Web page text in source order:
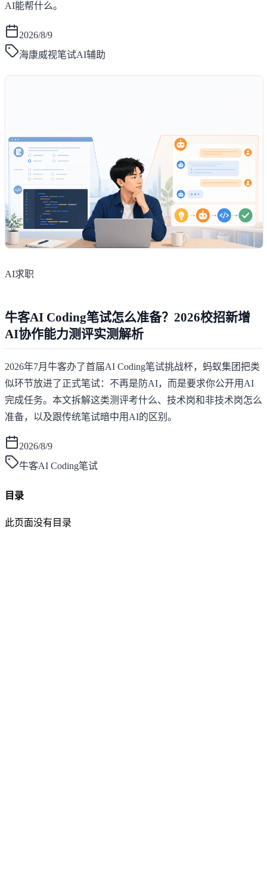
AI能帮什么。
2026/8/9
海康威视笔试AI辅助
AI求职
牛客AI Coding笔试怎么准备？2026校招新增
AI协作能力测评实测解析
2026年7月牛客办了首届AI Coding笔试挑战杯，蚂蚁集团把类
似环节放进了正式笔试：不再是防AI，而是要求你公开用AI
完成任务。本文拆解这类测评考什么、技术岗和非技术岗怎么
准备，以及跟传统笔试暗中用AI的区别。
2026/8/9
牛客AI Coding笔试
目录
此页面没有目录